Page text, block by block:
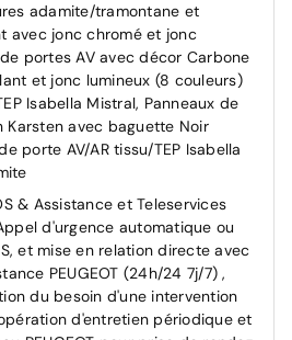
graphique et sonore
adamite/tramontane et
avec jonc chromé et jonc
portes AV avec décor Carbone
et jonc lumineux (8 couleurs)
Isabella Mistral, Panneaux de
Karsten avec baguette Noir
porte AV/AR tissu/TEP Isabella
& Assistance et Teleservices
d'urgence automatique ou
et mise en relation directe avec
PEUGEOT (24h/24 7j/7) ,
du besoin d'une intervention
d'entretien périodique et